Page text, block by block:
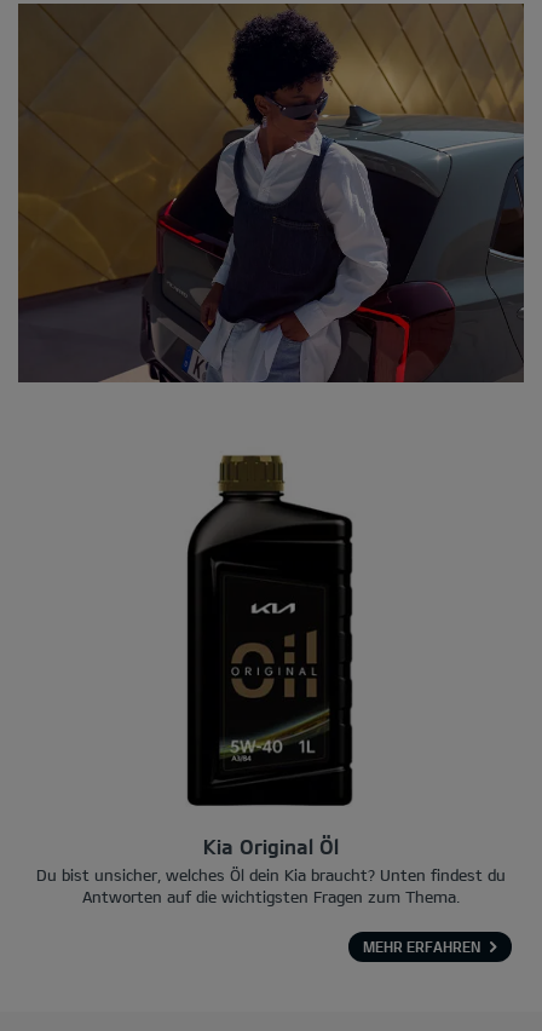
Kia Original Öl
Du bist unsicher, welches Öl dein Kia braucht? Unten findest du
Antworten auf die wichtigsten Fragen zum Thema.
MEHR ERFAHREN